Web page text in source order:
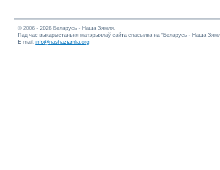
© 2006 - 2026 Беларусь - Наша Зямля.
Пад час выкарыстаньня матэрыялаў сайта спасылка на "Беларусь - Наша
E-mail: info@nashaziamlia.org